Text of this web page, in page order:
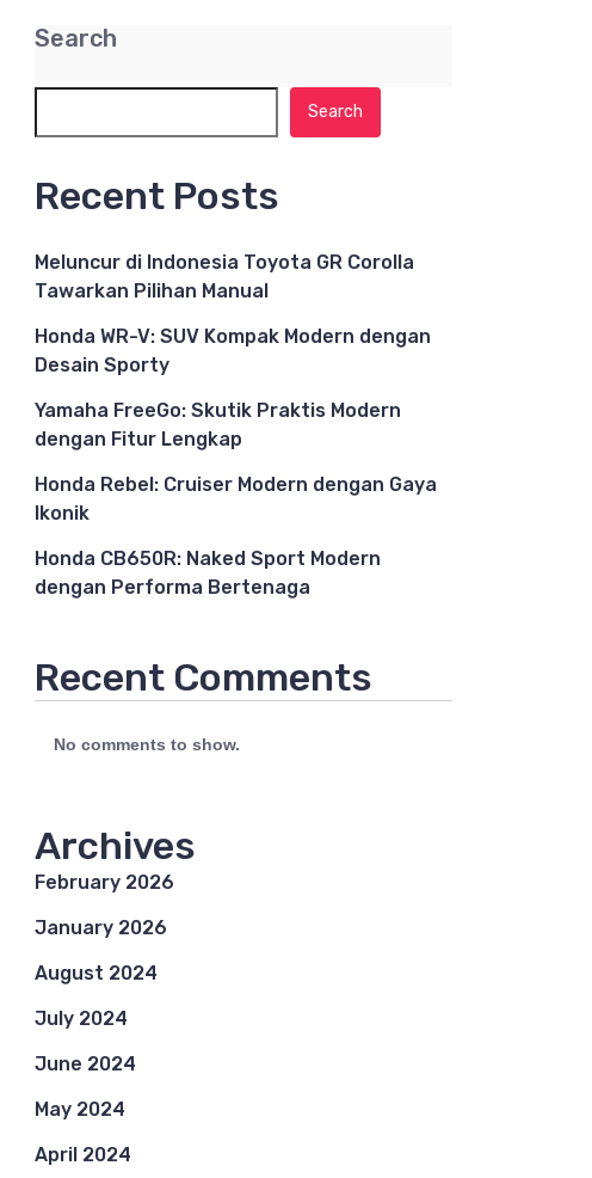
Search
Search
Recent Posts
Meluncur di Indonesia Toyota GR Corolla
Tawarkan Pilihan Manual
Honda WR-V: SUV Kompak Modern dengan
Desain Sporty
Yamaha FreeGo: Skutik Praktis Modern
dengan Fitur Lengkap
Honda Rebel: Cruiser Modern dengan Gaya
Ikonik
Honda CB650R: Naked Sport Modern
dengan Performa Bertenaga
Recent Comments
No comments to show.
Archives
February 2026
January 2026
August 2024
July 2024
June 2024
May 2024
April 2024